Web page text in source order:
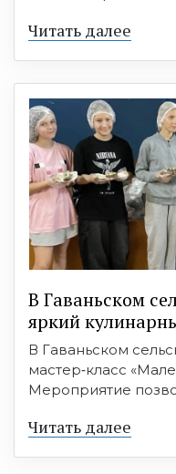
Читать далее
В Гаваньском
яркий
В Гаваньском
мастер‑класс
Мероприятие
Читать далее